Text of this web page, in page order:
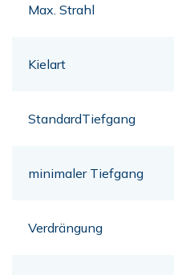
Max. Strahl
Kielart
StandardTiefgang
minimaler Tiefgang
Verdrängung